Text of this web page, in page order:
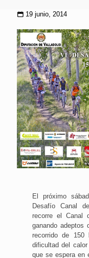
19 junio, 2014
El próximo
Desafío Canal
recorre el Canal
ganando adeptos
recorrido de
dificultad del
que se espera en